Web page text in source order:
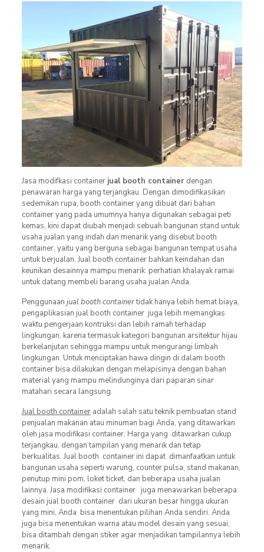
Jasa modifkasi container jual booth container dengan
penawaran harga yang terjangkau. Dengan dimodifikasikan
sedemikan rupa, booth container yang dibuat dari bahan
container yang pada umumnya hanya digunakan sebagai peti
kemas, kini dapat diubah menjadi sebuah bangunan stand untuk
usaha jualan yang indah dan menarik yang disebut booth
container, yaitu yang berguna sebagai bangunan tempat usaha
untuk berjualan. Jual booth container bahkan keindahan dan
keunikan desainnya mampu menarik perhatian khalayak ramai
untuk datang membeli barang usaha jualan Anda.
Penggunaan jual booth containertidak hanya lebih hemat biaya,
pengaplikasian jual booth container juga lebih memangkas
waktu pengerjaan kontruksi dan lebih ramah terhadap
lingkungan, karena termasuk kategori bangunan arsitektur hijau
berkelanjutan sehingga mampu untuk mengurangi limbah
lingkungan. Untuk menciptakan hawa dingin di dalam booth
container bisa dilakukan dengan melapisinya dengan bahan
material yang mampu melindunginya dari paparan sinar
matahari secara langsung.
Jual booth containeradalah salah satu teknik pembuatan stand
penjualan makanan atau minuman bagi Anda, yang ditawarkan
oleh jasa modifikasi container. Harga yang ditawarkan cukup
terjangkau, dengan tampilan yang menarik dan tetap
berkualitas. Jual booth container ini dapat dimanfaatkan untuk
bangunan usaha seperti warung, counter pulsa, stand makanan,
penutup mini pom, loket ticket, dan beberapa usaha jualan
lainnya. Jasa modifikasi container juga menawarkan beberapa
desain jual booth container dari ukuran besar hingga ukuran
yang mini, Anda bisa menentukan pilihan Anda sendiri. Anda
juga bisa menentukan warna atau model desain yang sesuai,
bisa ditambah dengan stiker agar menjadikan tampilannya lebih
menarik.